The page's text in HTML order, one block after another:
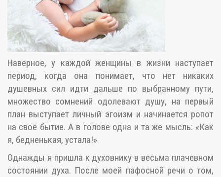
Наверное, у каждой женщины в жизни наступает
период, когда она понимает, что нет никаких
душевных сил идти дальше по выбранному пути,
множество сомнений одолевают душу, на первый
план выступает личный эгоизм и начинается ропот
на своё бытие. А в голове одна и та же мысль: «Как
я, бедненькая, устала!»
Однажды я пришла к духовнику в весьма плачевном
состоянии духа. После моей пафосной речи о том,